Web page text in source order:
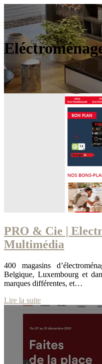
PRO & Cie |
Multimédia
400 magasins
Belgique, Luxembourg et
marques différentes, et…
Lire la suite